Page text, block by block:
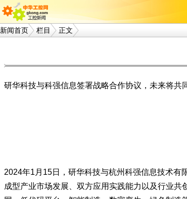
新闻首页 栏目 正文
研华科技与科强信息签署战略合作协议，未来将共
2024年1月15日，研华科技与杭州科强信息技术有
成型产业市场发展、双方应用实践能力以及行业